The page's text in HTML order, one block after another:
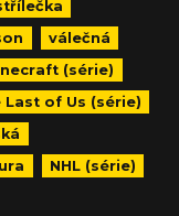
válečná
(série)
Last of Us (série)
NHL (série)